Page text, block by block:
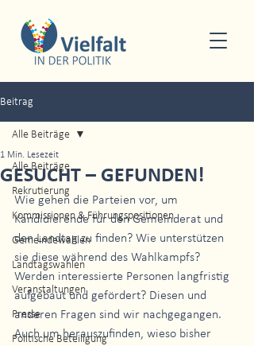
Beitrag
Alle Beiträge
Rekrutierung
Kommissionen & Führungspositionen
Gemeindewahlen
Landtagswahlen
Veranstaltungen
Presse
Politische Beteiligung
Alle Beiträge
GESUCHT – GEFUNDEN!
1 Min. Lesezeit
Wie gehen die Parteien vor, um
Kandidierende für den Gemeinderat und
den Landtag zu finden? Wie unterstützen
sie diese während des Wahlkampfs?
Werden interessierte Personen langfristig
aufgebaut und gefördert? Diesen und
anderen Fragen sind wir nachgegangen.
Auch um herauszufinden, wieso bisher